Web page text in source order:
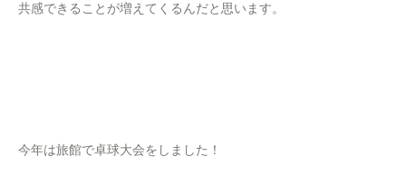
共感できることが増えてくるんだと思います。
今年は旅館で卓球大会をしました！